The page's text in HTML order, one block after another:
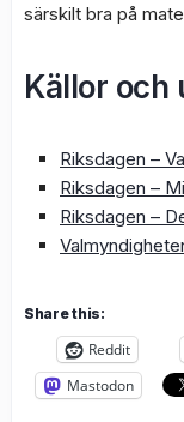
särskilt bra på
Källor och
Riksdagen –
Riksdagen –
Riksdagen –
Share this:
Reddit
Mastodon